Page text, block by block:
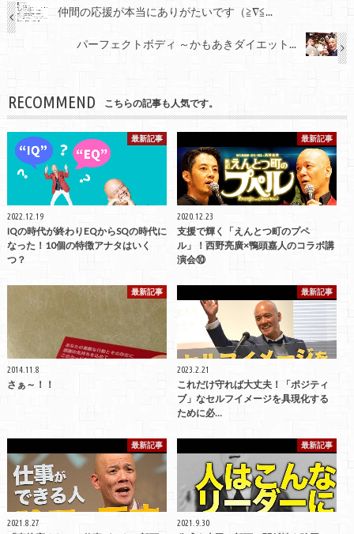
仲間の応援が本当にありがたいです（≧∇≦...
パーフェクトボディ ～かもあきダイエット...
RECOMMEND こちらの記事も人気です。
最新記事
2022.12.19
IQの時代が終わりEQからSQの時代に
なった！10個の特徴アナタはいく
つ？
最新記事
2020.12.23
支援で輝く「えんとつ町のプペ
ル」！西野亮廣×鴨頭嘉人のコラボ講
演会⑩
最新記事
2014.11.8
さぁ～！！
最新記事
2023.2.21
これだけ守れば大丈夫！「ポジティ
ブ」なセルフイメージを具現化する
ために必…
最新記事
2021.8.27
最新記事
2021.9.30